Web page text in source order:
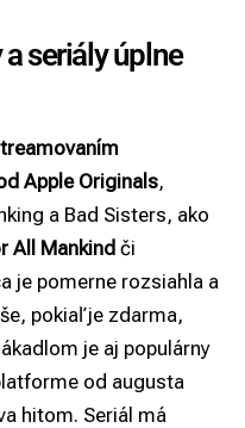
seriály úplne
Apple Originals,
a Bad Sisters, ako
All Mankind či
je pomerne rozsiahla a
pokiaľ je zdarma,
je aj populárny
od augusta
hitom. Seriál má